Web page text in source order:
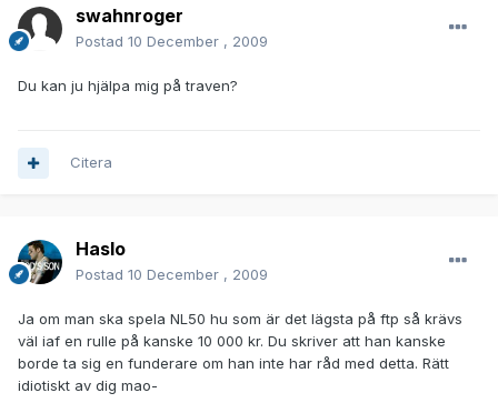
swahnroger
Postad 10 December , 2009
Du kan ju hjälpa mig på traven?
Citera
Haslo
Postad 10 December , 2009
Ja om man ska spela NL50 hu som är det lägsta på ftp så krävs
väl iaf en rulle på kanske 10 000 kr. Du skriver att han kanske
borde ta sig en funderare om han inte har råd med detta. Rätt
idiotiskt av dig mao-